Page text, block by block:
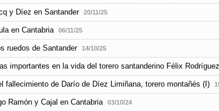
y Díez en Santander 20/11/25
en Cantabria 06/11/25
ruedos de Santander 14/10/25
importantes en la vida del torero santanderino Félix Rodríguez
fallecimiento de Darío de Díez Limiñana, torero montañés (I)
Ramón y Cajal en Cantabria 03/10/24